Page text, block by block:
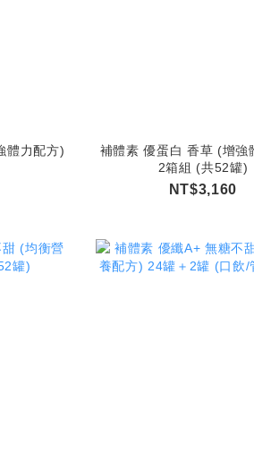
體力配方)
補體素 優蛋白 香草 (增強
2箱組 (共52罐)
NT$3,160